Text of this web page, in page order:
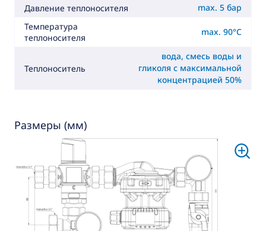
Давление теплоносителя
max. 5 бар
Температура
теплоносителя
max. 90°C
Теплоноситель
вода, смесь воды и
гликоля с максимальной
концентрацией 50%
Размеры (мм)